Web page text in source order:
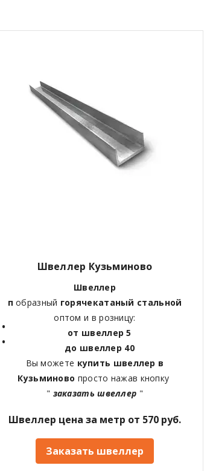
Швеллер Кузьминово
Швеллер
побразный горячекатаный стальной
оптом и в розницу:
от швеллер 5
до швеллер 40
Вы можете купить швеллер в
Кузьминово просто нажав кнопку
" заказать швеллер "
Швеллер цена за метр от 570 руб.
Заказать швеллер